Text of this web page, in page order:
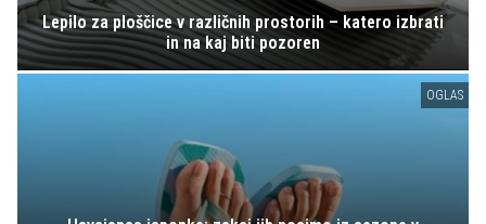
Lepilo za ploščice v različnih prostorih – katero izbrati
in na kaj biti pozoren
OGLAS